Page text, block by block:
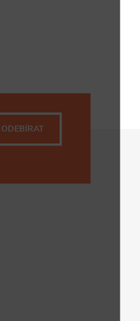
ODEBÍRAT